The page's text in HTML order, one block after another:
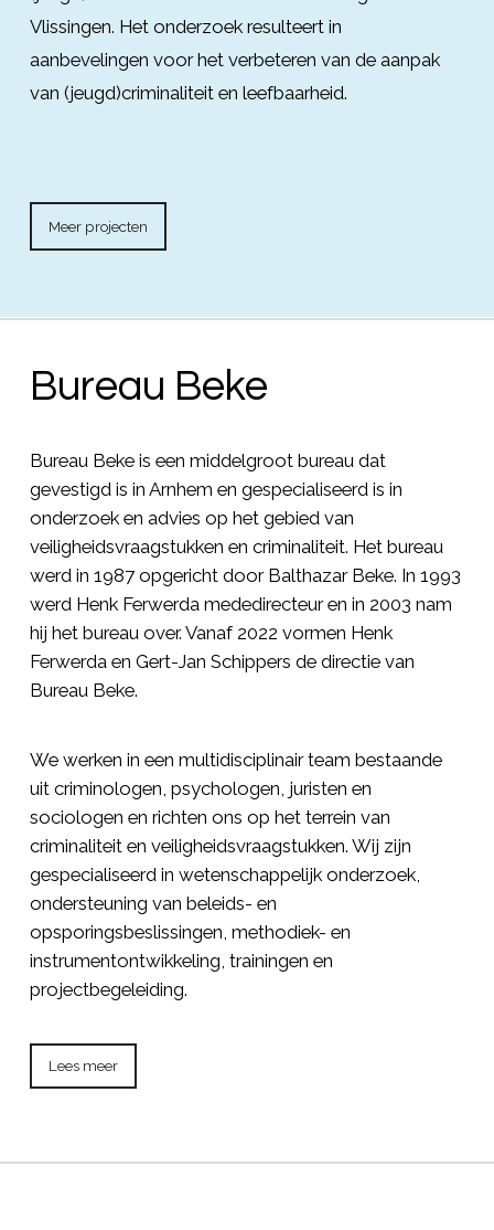
Vlissingen. Het onderzoek resulteert in
aanbevelingen voor het verbeteren van de aanpak
van (jeugd)criminaliteit en leefbaarheid.
Meer projecten
Bureau Beke
Bureau Beke is een middelgroot bureau dat
gevestigd is in Arnhem en gespecialiseerd is in
onderzoek en advies op het gebied van
veiligheidsvraagstukken en criminaliteit. Het bureau
werd in 1987 opgericht door Balthazar Beke. In 1993
werd Henk Ferwerda mededirecteur en in 2003 nam
hij het bureau over. Vanaf 2022 vormen Henk
Ferwerda en Gert-Jan Schippers de directie van
Bureau Beke.
We werken in een multidisciplinair team bestaande
uit criminologen, psychologen, juristen en
sociologen en richten ons op het terrein van
criminaliteit en veiligheidsvraagstukken. Wij zijn
gespecialiseerd in wetenschappelijk onderzoek,
ondersteuning van beleids- en
opsporingsbeslissingen, methodiek- en
instrumentontwikkeling, trainingen en
projectbegeleiding.
Lees meer